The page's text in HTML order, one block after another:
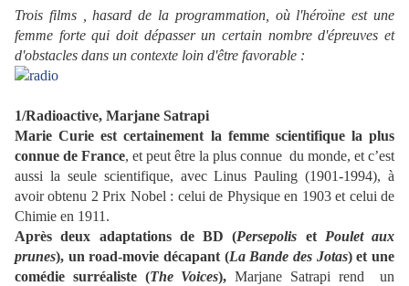
Trois films , hasard de la programmation, où l'héroïne est une
femme forte qui doit dépasser un certain nombre d'épreuves et
d'obstacles dans un contexte loin d'être favorable :
1/Radioactive, Marjane Satrapi
Marie Curie est certainement la femme scientifique la plus
connue de France, et peut être la plus connue du monde, et c’est
aussi la seule scientifique, avec Linus Pauling (1901-1994), à
avoir obtenu 2 Prix Nobel : celui de Physique en 1903 et celui de
Chimie en 1911.
Après deux adaptations de BD (Persepolis et Poulet aux
prunes), un road-movie décapant (La Bande des Jotas) et une
comédie surréaliste (The Voices), Marjane Satrapi rend un